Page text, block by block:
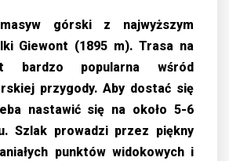
górski z najwyższym
Giewont (1895 m). Trasa na
bardzo popularna wśród
przygody. Aby dostać się
nastawić się na około 5-6
Szlak prowadzi przez piękny
punktów widokowych i